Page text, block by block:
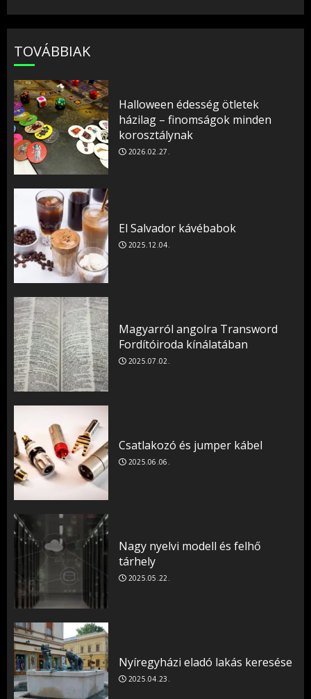
TOVÁBBIAK
Halloween édesség ötletek
házilag – finomságok minden
korosztálynak
2026.02.27.
El Salvador kávébabok
2025.12.04.
Magyarról angolra Transword
Fordítóiroda kínálatában
2025.07.02.
Csatlakozó és jumper kábel
2025.06.06.
Nagy nyelvi modell és felhő
tárhely
2025.05.22.
Nyíregyházi eladó lakás keresése
2025.04.23.